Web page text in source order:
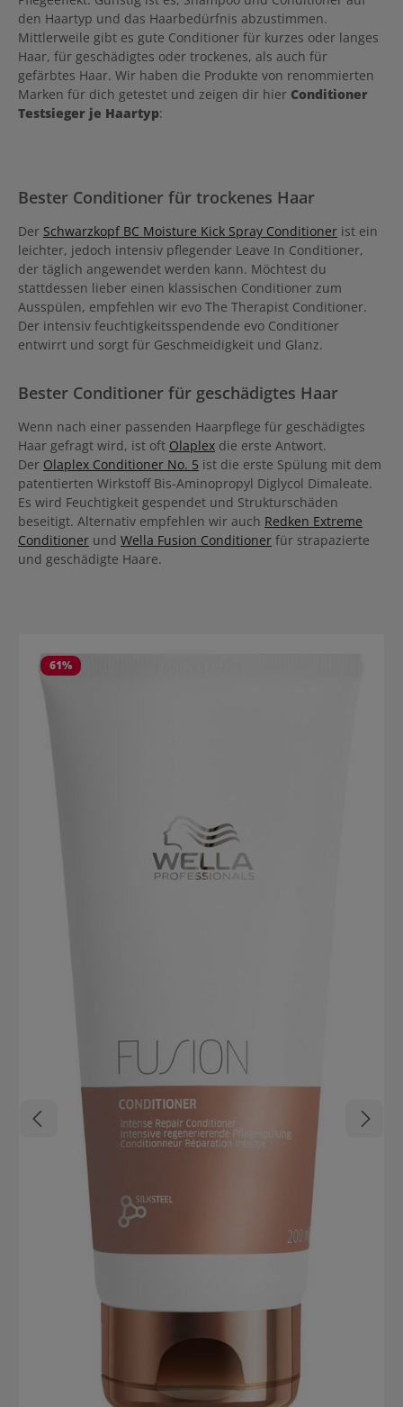
den Haartyp und das Haarbedürfnis abzustimmen.
Mittlerweile gibt es gute Conditioner für kurzes oder langes
Haar, für geschädigtes oder trockenes, als auch für
gefärbtes Haar. Wir haben die Produkte von renommierten
Marken für dich getestet und zeigen dir hier Conditioner
Testsieger je Haartyp:
Bester Conditioner für trockenes Haar
Der Schwarzkopf BC Moisture Kick Spray Conditioner ist ein
leichter, jedoch intensiv pflegender Leave In Conditioner,
der täglich angewendet werden kann. Möchtest du
stattdessen lieber einen klassischen Conditioner zum
Ausspülen, empfehlen wir evo The Therapist Conditioner.
Der intensiv feuchtigkeitsspendende evo Conditioner
entwirrt und sorgt für Geschmeidigkeit und Glanz.
Bester Conditioner für geschädigtes Haar
Wenn nach einer passenden Haarpflege für geschädigtes
Haar gefragt wird, ist oft Olaplex die erste Antwort.
Der Olaplex Conditioner No. 5 ist die erste Spülung mit dem
patentierten Wirkstoff Bis-Aminopropyl Diglycol Dimaleate.
Es wird Feuchtigkeit gespendet und Strukturschäden
beseitigt. Alternativ empfehlen wir auch Redken Extreme
Conditioner und Wella Fusion Conditioner für strapazierte
und geschädigte Haare.
61%